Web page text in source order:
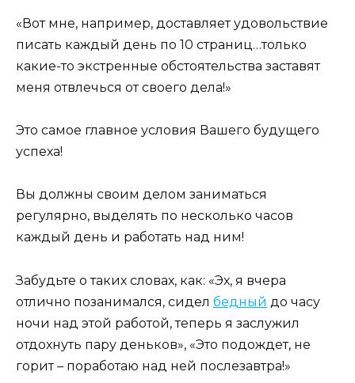
«Вот мне, например, доставляет удовольствие
писать каждый день по 10 страниц…только
какие-то экстренные обстоятельства заставят
меня отвлечься от своего дела!»
Это самое главное условия Вашего будущего
успеха!
Вы должны своим делом заниматься
регулярно, выделять по несколько часов
каждый день и работать над ним!
Забудьте о таких словах, как: «Эх, я вчера
отлично позанимался, сидел бедный до часу
ночи над этой работой, теперь я заслужил
отдохнуть пару деньков», «Это подождет, не
горит – поработаю над ней послезавтра!»